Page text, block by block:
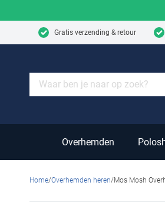
Gratis verzending & retour
Overhemden
Home Overhemden heren Mos Mosh